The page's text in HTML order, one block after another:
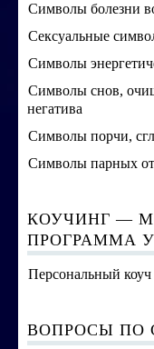
Символы болезни
Сексуальные
Символы
Символы снов,
негатива
Символы порчи,
Символы парных
КОУЧИНГ —
ПРОГРАММА
Персональный коуч
ВОПРОСЫ ПО